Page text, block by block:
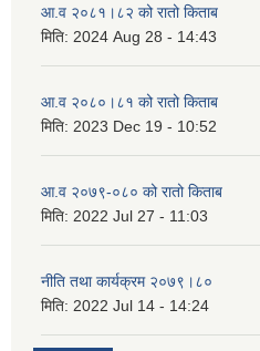
आ.व २०८१।८२ को रातो किताब
मिति: 2024 Aug 28 - 14:43
आ.व २०८०।८१ को रातो किताब
मिति: 2023 Dec 19 - 10:52
आ.व २०७९-०८० को रातो किताब
मिति: 2022 Jul 27 - 11:03
नीति तथा कार्यक्रम २०७९।८०
मिति: 2022 Jul 14 - 14:24